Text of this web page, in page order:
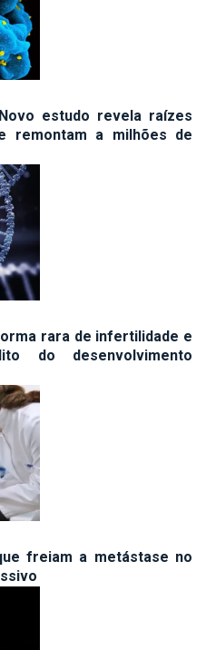
estudo revela raízes
remontam a milhões de
rara de infertilidade e
do desenvolvimento
freiam a metástase no